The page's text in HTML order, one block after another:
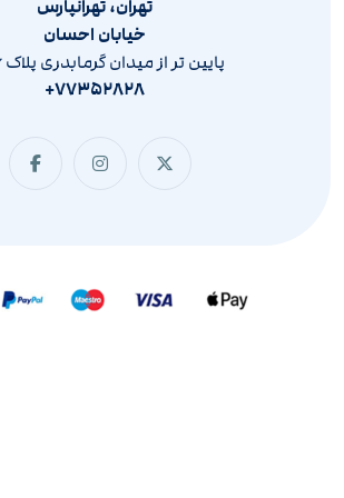
تهران، تهرانپارس
خیابان احسان
پایین تر از میدان گرمابدری پلاک ۲۴۶:
۷۷۳۵۲۸۲۸+